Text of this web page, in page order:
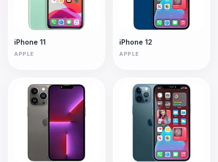
iPhone 11
APPLE
iPhone 12
APPLE